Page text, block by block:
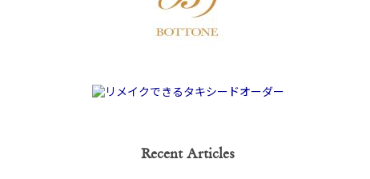
Recent Articles